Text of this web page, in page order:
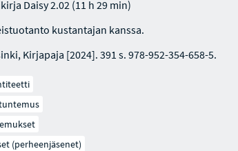
Daisy 2.02 (11 h 29 min)
kustantajan kanssa.
Kirjapaja [2024]. 391 s. 978-952-354-658-5.
(perheenjäsenet)